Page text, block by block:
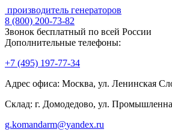
производитель генераторов
8 (800) 200-73-82
Звонок бесплатный по всей России
Дополнительные телефоны:
+7 (495) 197-77-34
Адрес офиса: Москва, ул. Ленинская
Склад: г. Домодедово, ул.
g.komandarm@yandex.ru